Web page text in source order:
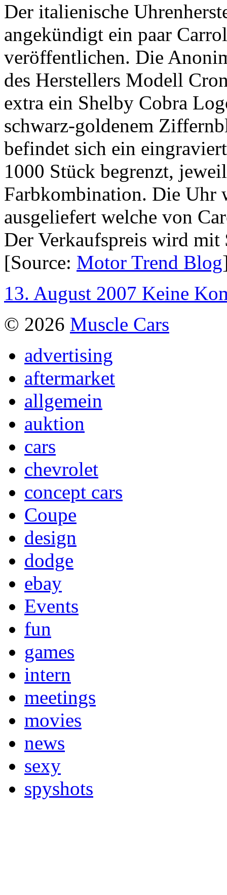
Der italienische
angekündigt ein paar
veröffentlichen. Die
des Herstellers Modell
extra ein Shelby Cobra
schwarz-goldenem
befindet sich ein
1000 Stück begrenzt,
Farbkombination. Die Uhr
ausgeliefert welche von
Der Verkaufspreis wird mit
[Source: Motor Trend Blog
13. August 2007 Keine
© 2026 Muscle Cars
advertising
aftermarket
allgemein
auktion
cars
chevrolet
concept cars
Coupe
design
dodge
ebay
Events
fun
games
intern
meetings
movies
news
sexy
spyshots